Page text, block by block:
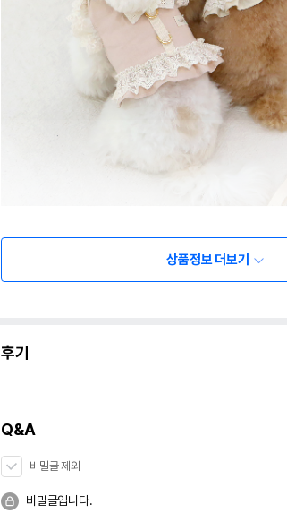
상품정보 더보기
후기
Q&A
비밀글 제외
비밀글입니다.